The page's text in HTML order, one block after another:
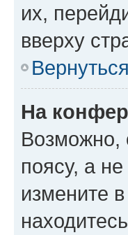
их,
вверху
На
Возможно,
поясу, а
измените